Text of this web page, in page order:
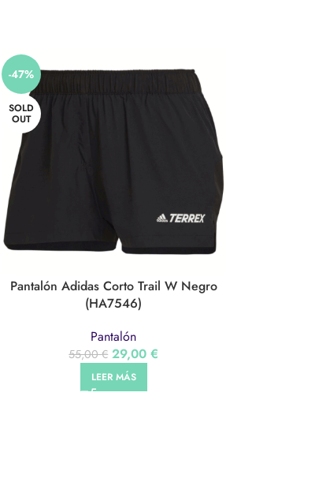
-47%
SOLD
OUT
Pantalón Adidas Corto Trail W Negro
(HA7546)
Pantalón
55,00€ 29,00€
LEER MÁS